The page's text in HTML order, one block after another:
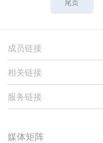
尾页
媒体矩阵
成员链接
相关链接
服务链接